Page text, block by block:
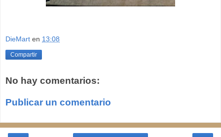
DieMart en 13:08
Compartir
No hay comentarios:
Publicar un comentario